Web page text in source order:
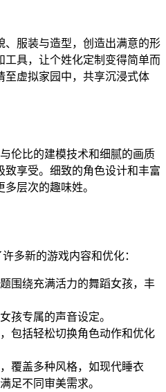
、服装与造型，创造出满意的形
工具，让个姓化定制变得简单而
至虚拟家园中，共享沉浸式体
伦比的建模技术和细腻的画质
致享受。细致的角色设计和丰富
层次的趣味姓。
多新的游戏内容和优化：
围绕充满活力的舞蹈女孩，丰
孩专属的声音设定。
包括轻松切换角色动作和优化
覆盖多种风格，如现代睡衣
足不同审美需求。